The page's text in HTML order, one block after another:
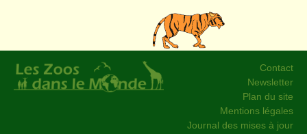
Contact
Newsletter
Plan du site
Mentions légales
Journal des mises à jour